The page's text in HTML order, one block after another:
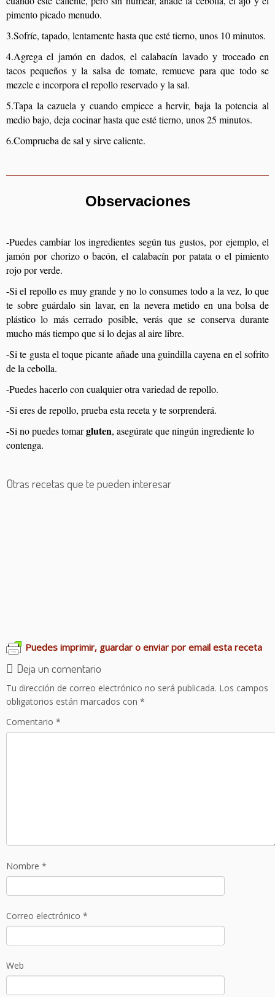
pimento picado menudo.
3.Sofríe, tapado, lentamente hasta que esté tierno, unos 10 minutos.
4.Agrega el jamón en dados, el calabacín lavado y troceado en
tacos pequeños y la salsa de tomate, remueve para que todo se
mezcle e incorpora el repollo reservado y la sal.
5.Tapa la cazuela y cuando empiece a hervir, baja la potencia al
medio bajo, deja cocinar hasta que esté tierno, unos 25 minutos.
6.Comprueba de sal y sirve caliente.
Observaciones
-Puedes cambiar los ingredientes según tus gustos, por ejemplo, el
jamón por chorizo o bacón, el calabacín por patata o el pimiento
rojo por verde.
-Si el repollo es muy grande y no lo consumes todo a la vez, lo que
te sobre guárdalo sin lavar, en la nevera metido en una bolsa de
plástico lo más cerrado posible, verás que se conserva durante
mucho más tiempo que si lo dejas al aire libre.
-Si te gusta el toque picante añade una guindilla cayena en el sofrito
de la cebolla.
-Puedes hacerlo con cualquier otra variedad de repollo.
-Si eres de repollo, prueba esta receta y te sorprenderá.
-Si no puedes tomargluten, asegúrate que ningún ingrediente lo
contenga.
Otras recetas que te pueden interesar
Puedes imprimir, guardar o enviar por email esta receta
Deja un comentario
Tu dirección de correo electrónico no será publicada. Los campos
obligatorios están marcados con *
Comentario *
Nombre *
Correo electrónico *
Web